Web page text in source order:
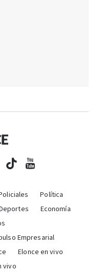
Política
Economía
Empresarial
Elonce en vivo
vivo